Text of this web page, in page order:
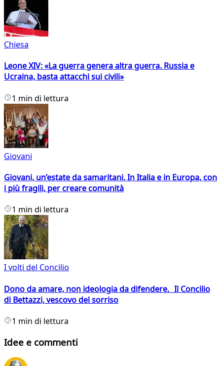
Chiesa
Leone XIV: «La guerra genera altra guerra. Russia e
Ucraina, basta attacchi sui civili»
1 min di lettura
Giovani
Giovani, un’estate da samaritani. In Italia e in Europa, con
i più fragili, per creare comunità
1 min di lettura
I volti del Concilio
Dono da amare, non ideologia da difendere. Il Concilio
di Bettazzi, vescovo del sorriso
1 min di lettura
Idee e commenti